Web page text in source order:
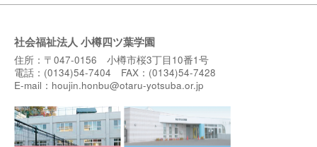
社会福祉法人 小樽四ツ葉学園
住所：〒047-0156 小樽市桜3丁目10番1号
電話：(0134)54-7404 FAX：(0134)54-7428
E-mail： houjin.honbu@otaru-yotsuba.or.jp